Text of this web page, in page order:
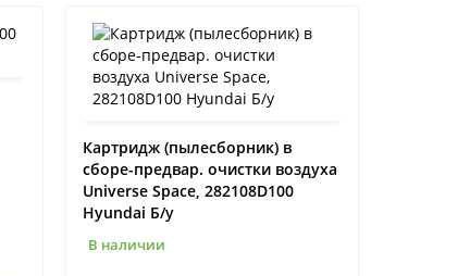
Картридж (пылесборник) в
сборе-предвар. очистки воздуха
Universe Space, 282108D100
Hyundai Б/у
В наличии